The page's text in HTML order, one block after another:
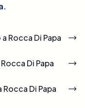
.
Rocca Di Papa
Di Papa
Di Papa